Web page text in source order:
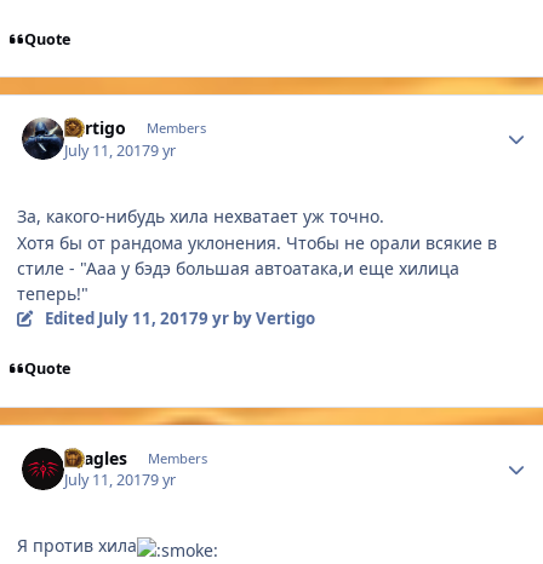
Quote
Vertigo Members
July 11, 20179 yr
За, какого-нибудь хила нехватает уж точно.
Хотя бы от рандома уклонения. Чтобы не орали всякие в
стиле - "Ааа у бэдэ большая автоатака,и еще хилица
теперь!"
Edited July 11, 20179 yrby Vertigo
Quote
Dragles Members
July 11, 20179 yr
Я против хила